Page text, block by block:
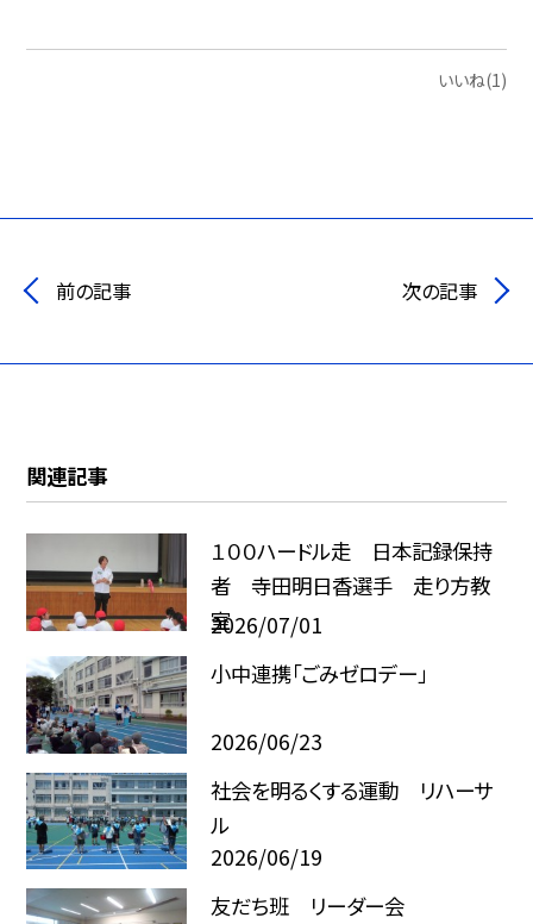
いいね(1)
前の記事 次の記事
関連記事
１００ハードル走 日本記録保持
者 寺田明日香選手 走り方教
室
2026/07/01
小中連携「ごみゼロデー」
2026/06/23
社会を明るくする運動 リハーサ
ル
2026/06/19
友だち班 リーダー会